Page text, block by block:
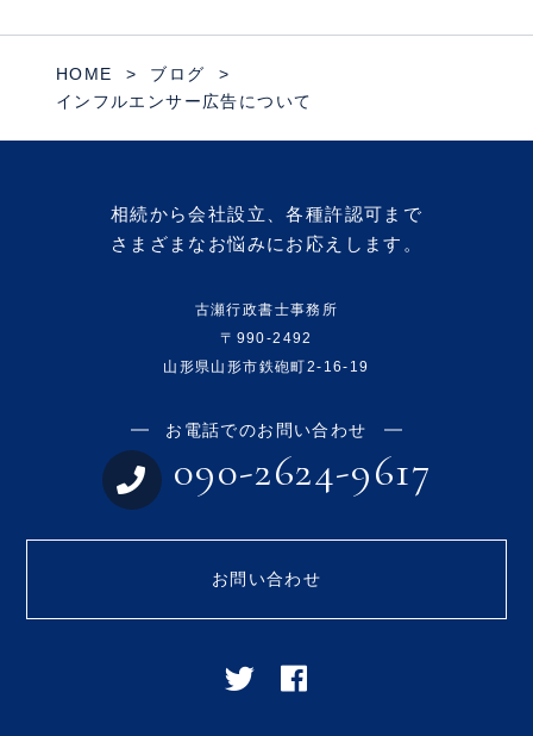
HOME
ブログ
インフルエンサー広告について
相続から会社設立、各種許認可まで
さまざまなお悩みにお応えします。
古瀬行政書士事務所
〒990-2492
山形県山形市鉄砲町2-16-19
お電話でのお問い合わせ
090-2624-9617
お問い合わせ